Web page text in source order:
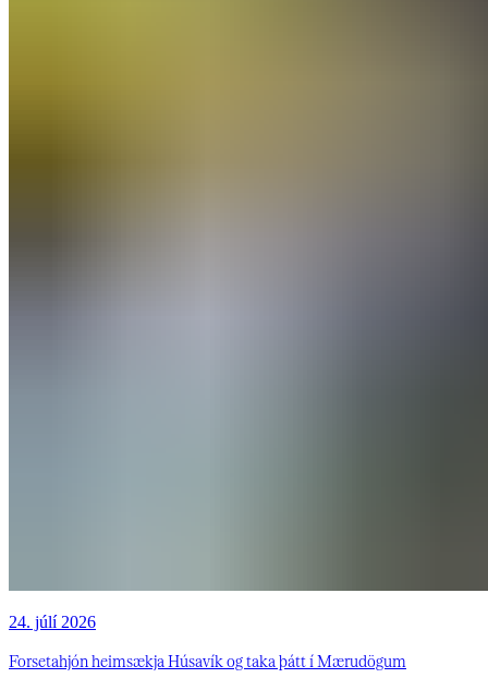
24. júlí 2026
Forsetahjón heimsækja Húsavík og taka þátt í Mærudögum